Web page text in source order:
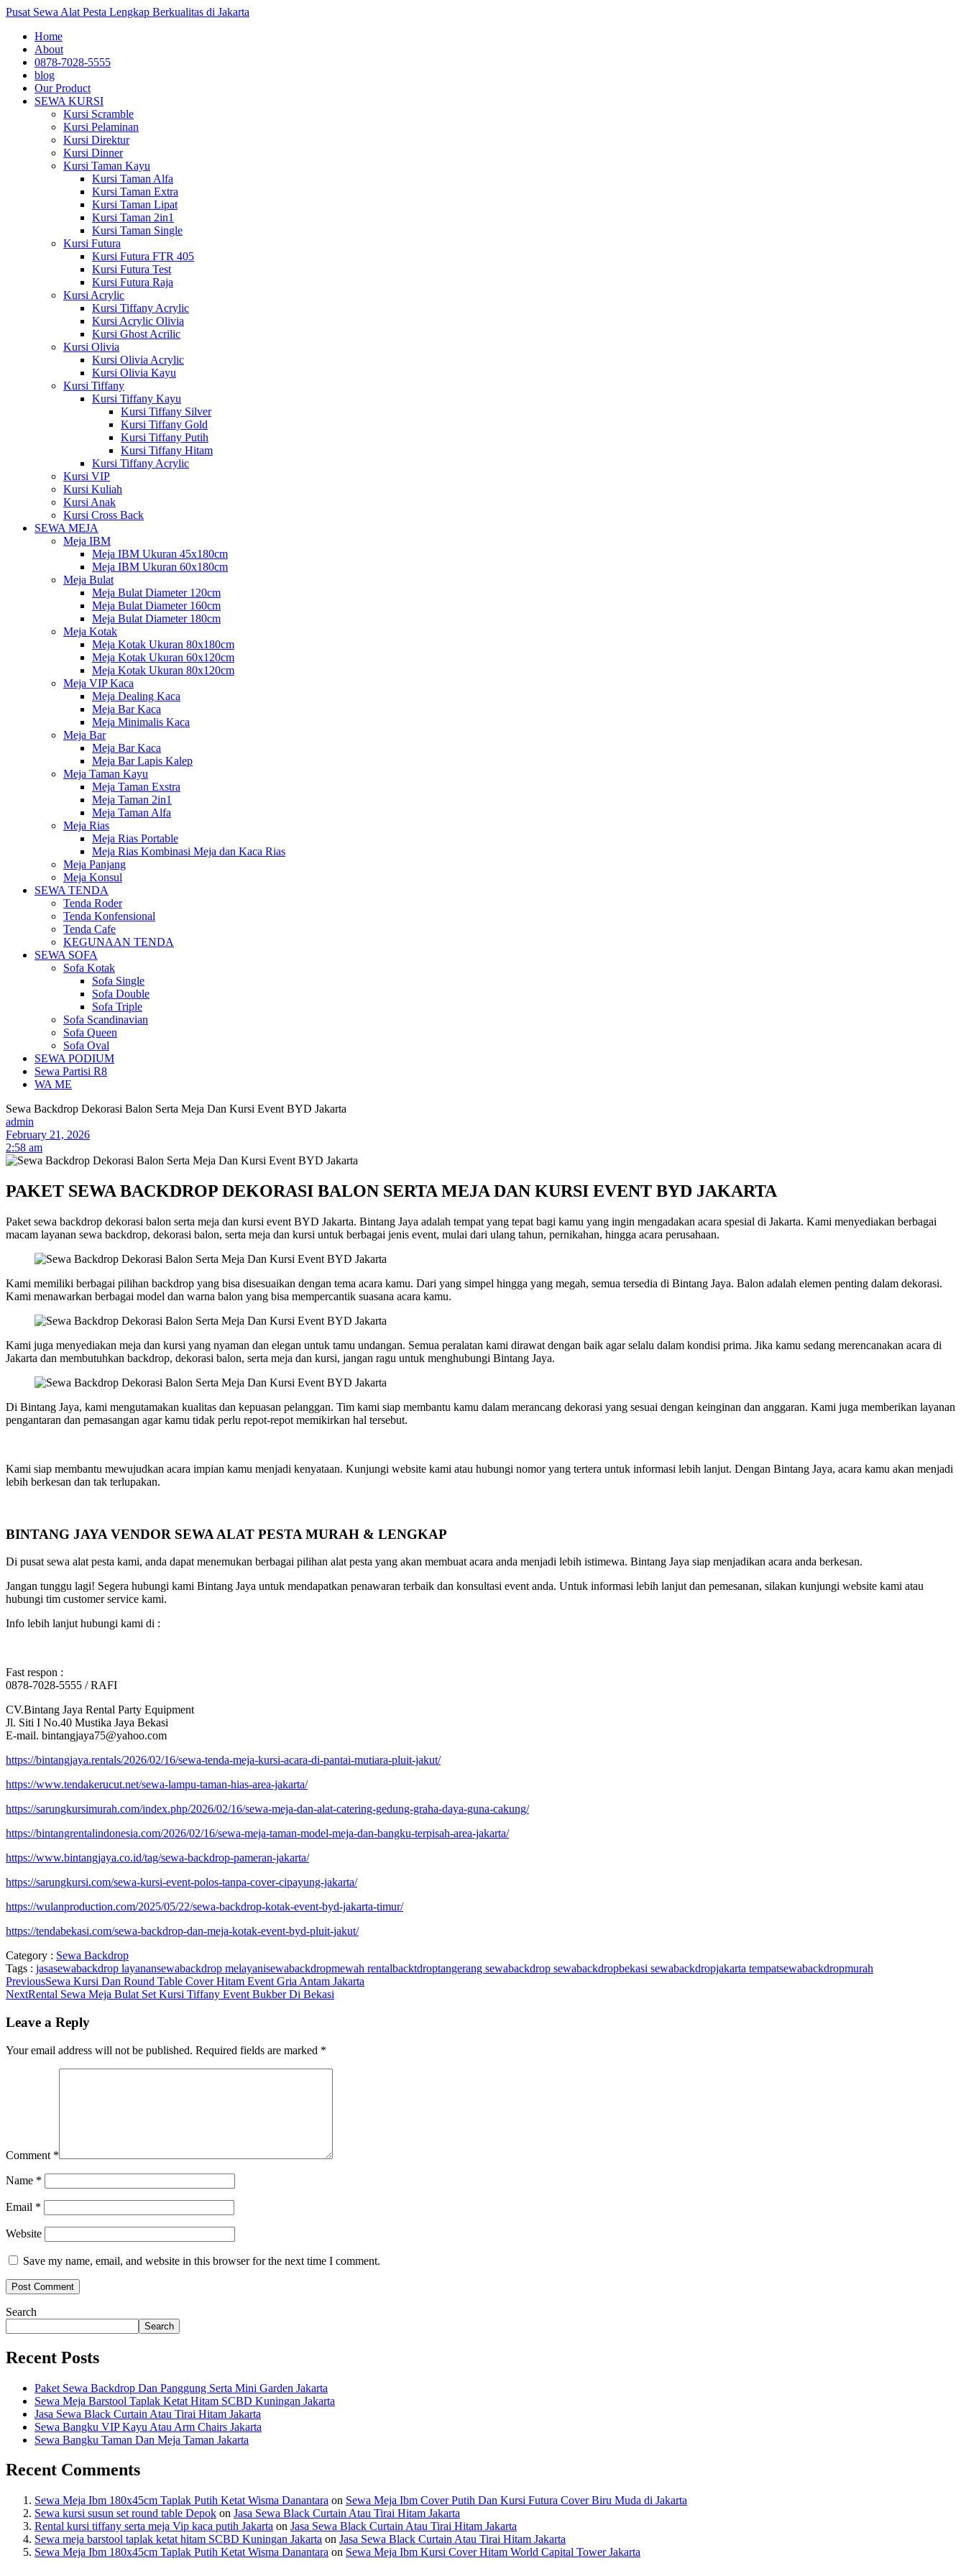
Pusat Sewa Alat Pesta Lengkap Berkualitas di Jakarta
Home
About
0878-7028-5555
blog
Our Product
SEWA KURSI
Kursi Scramble
Kursi Pelaminan
Kursi Direktur
Kursi Dinner
Kursi Taman Kayu
Kursi Taman Alfa
Kursi Taman Extra
Kursi Taman Lipat
Kursi Taman 2in1
Kursi Taman Single
Kursi Futura
Kursi Futura FTR 405
Kursi Futura Test
Kursi Futura Raja
Kursi Acrylic
Kursi Tiffany Acrylic
Kursi Acrylic Olivia
Kursi Ghost Acrilic
Kursi Olivia
Kursi Olivia Acrylic
Kursi Olivia Kayu
Kursi Tiffany
Kursi Tiffany Kayu
Kursi Tiffany Silver
Kursi Tiffany Gold
Kursi Tiffany Putih
Kursi Tiffany Hitam
Kursi Tiffany Acrylic
Kursi VIP
Kursi Kuliah
Kursi Anak
Kursi Cross Back
SEWA MEJA
Meja IBM
Meja IBM Ukuran 45x180cm
Meja IBM Ukuran 60x180cm
Meja Bulat
Meja Bulat Diameter 120cm
Meja Bulat Diameter 160cm
Meja Bulat Diameter 180cm
Meja Kotak
Meja Kotak Ukuran 80x180cm
Meja Kotak Ukuran 60x120cm
Meja Kotak Ukuran 80x120cm
Meja VIP Kaca
Meja Dealing Kaca
Meja Bar Kaca
Meja Minimalis Kaca
Meja Bar
Meja Bar Kaca
Meja Bar Lapis Kalep
Meja Taman Kayu
Meja Taman Exstra
Meja Taman 2in1
Meja Taman Alfa
Meja Rias
Meja Rias Portable
Meja Rias Kombinasi Meja dan Kaca Rias
Meja Panjang
Meja Konsul
SEWA TENDA
Tenda Roder
Tenda Konfensional
Tenda Cafe
KEGUNAAN TENDA
SEWA SOFA
Sofa Kotak
Sofa Single
Sofa Double
Sofa Triple
Sofa Scandinavian
Sofa Queen
Sofa Oval
SEWA PODIUM
Sewa Partisi R8
WA ME
Sewa Backdrop Dekorasi Balon Serta Meja Dan Kursi Event BYD Jakarta
admin
February 21, 2026
2:58 am
PAKET SEWA BACKDROP DEKORASI BALON SERTA MEJA DAN KURSI EVENT BYD JAKARTA
Paket sewa backdrop dekorasi balon serta meja dan kursi event BYD Jakarta. Bintang Jaya adalah tempat yang tepat bagi kamu yang ingin mengadakan acara spesial di Jakarta. Kami menyediakan berbagai
macam layanan sewa backdrop, dekorasi balon, serta meja dan kursi untuk berbagai jenis event, mulai dari ulang tahun, pernikahan, hingga acara perusahaan.
Kami memiliki berbagai pilihan backdrop yang bisa disesuaikan dengan tema acara kamu. Dari yang simpel hingga yang megah, semua tersedia di Bintang Jaya. Balon adalah elemen penting dalam dekorasi.
Kami menawarkan berbagai model dan warna balon yang bisa mempercantik suasana acara kamu.
Kami juga menyediakan meja dan kursi yang nyaman dan elegan untuk tamu undangan. Semua peralatan kami dirawat dengan baik agar selalu dalam kondisi prima. Jika kamu sedang merencanakan acara di
Jakarta dan membutuhkan backdrop, dekorasi balon, serta meja dan kursi, jangan ragu untuk menghubungi Bintang Jaya.
Di Bintang Jaya, kami mengutamakan kualitas dan kepuasan pelanggan. Tim kami siap membantu kamu dalam merancang dekorasi yang sesuai dengan keinginan dan anggaran. Kami juga memberikan layanan
pengantaran dan pemasangan agar kamu tidak perlu repot-repot memikirkan hal tersebut.
Kami siap membantu mewujudkan acara impian kamu menjadi kenyataan. Kunjungi website kami atau hubungi nomor yang tertera untuk informasi lebih lanjut. Dengan Bintang Jaya, acara kamu akan menjadi
lebih berkesan dan tak terlupakan.
BINTANG JAYA VENDOR SEWA ALAT PESTA MURAH & LENGKAP
Di pusat sewa alat pesta kami, anda dapat menemukan berbagai pilihan alat pesta yang akan membuat acara anda menjadi lebih istimewa. Bintang Jaya siap menjadikan acara anda berkesan.
Jangan tunggu lagi! Segera hubungi kami Bintang Jaya untuk mendapatkan penawaran terbaik dan konsultasi event anda. Untuk informasi lebih lanjut dan pemesanan, silakan kunjungi website kami atau
hubungi tim customer service kami.
Info lebih lanjut hubungi kami di :
Fast respon :
0878-7028-5555 / RAFI
CV.Bintang Jaya Rental Party Equipment
Jl. Siti I No.40 Mustika Jaya Bekasi
E-mail. bintangjaya75@yahoo.com
https://bintangjaya.rentals/2026/02/16/sewa-tenda-meja-kursi-acara-di-pantai-mutiara-pluit-jakut/
https://www.tendakerucut.net/sewa-lampu-taman-hias-area-jakarta/
https://sarungkursimurah.com/index.php/2026/02/16/sewa-meja-dan-alat-catering-gedung-graha-daya-guna-cakung/
https://bintangrentalindonesia.com/2026/02/16/sewa-meja-taman-model-meja-dan-bangku-terpisah-area-jakarta/
https://www.bintangjaya.co.id/tag/sewa-backdrop-pameran-jakarta/
https://sarungkursi.com/sewa-kursi-event-polos-tanpa-cover-cipayung-jakarta/
https://wulanproduction.com/2025/05/22/sewa-backdrop-kotak-event-byd-jakarta-timur/
https://tendabekasi.com/sewa-backdrop-dan-meja-kotak-event-byd-pluit-jakut/
Category : Sewa Backdrop
Tags : jasasewabackdrop layanansewabackdrop melayanisewabackdropmewah rentalbacktdroptangerang sewabackdrop sewabackdropbekasi sewabackdropjakarta tempatsewabackdropmurah
PreviousSewa Kursi Dan Round Table Cover Hitam Event Gria Antam Jakarta
NextRental Sewa Meja Bulat Set Kursi Tiffany Event Bukber Di Bekasi
Leave a Reply
Your email address will not be published. Required fields are marked *
Comment *
Name *
Email *
Website
Save my name, email, and website in this browser for the next time I comment.
Search
Search
Recent Posts
Paket Sewa Backdrop Dan Panggung Serta Mini Garden Jakarta
Sewa Meja Barstool Taplak Ketat Hitam SCBD Kuningan Jakarta
Jasa Sewa Black Curtain Atau Tirai Hitam Jakarta
Sewa Bangku VIP Kayu Atau Arm Chairs Jakarta
Sewa Bangku Taman Dan Meja Taman Jakarta
Recent Comments
Sewa Meja Ibm 180x45cm Taplak Putih Ketat Wisma Danantara on Sewa Meja Ibm Cover Putih Dan Kursi Futura Cover Biru Muda di Jakarta
Sewa kursi susun set round table Depok on Jasa Sewa Black Curtain Atau Tirai Hitam Jakarta
Rental kursi tiffany serta meja Vip kaca putih Jakarta on Jasa Sewa Black Curtain Atau Tirai Hitam Jakarta
Sewa meja barstool taplak ketat hitam SCBD Kuningan Jakarta on Jasa Sewa Black Curtain Atau Tirai Hitam Jakarta
Sewa Meja Ibm 180x45cm Taplak Putih Ketat Wisma Danantara on Sewa Meja Ibm Kursi Cover Hitam World Capital Tower Jakarta